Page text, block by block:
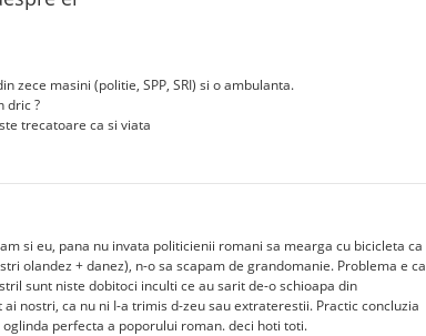
zece masini (politie, SPP, SRI) si o ambulanta.
dric ?
trecatoare ca si viata
si eu, pana nu invata politicienii romani sa mearga cu bicicleta ca
olandez + danez), n-o sa scapam de grandomanie. Problema e ca
sunt niste dobitoci inculti ce au sarit de-o schioapa din
nostri, ca nu ni I-a trimis d-zeu sau extraterestii. Practic concluzia
perfecta a poporului roman. deci hoti toti.